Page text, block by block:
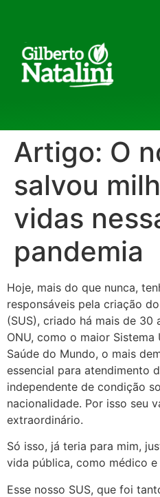
Artigo: O
salvou
vidas
pandemia
Hoje, mais do que nunca,
responsáveis pela criação
(SUS), criado há mais de 30
ONU, como o maior
Saúde do Mundo, o mais
essencial para atendimento
independente de condição
nacionalidade. Por isso seu
extraordinário.
Só isso, já teria para mim,
vida pública, como médico e
Esse nosso SUS, que foi